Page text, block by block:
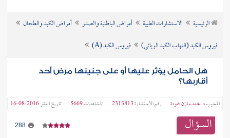
الرئيسية الاستشارات الطبية أمراض الباطنية والصدر
أمراض الكبد والطحال
فيروس الكبد (التهاب الكبد الوبائي)
فيروس الكبد (A)
هل الحامل يؤثر عليها أو على جنينها مرض أحد
أقاربها؟
المجيبد. محمد مازن حمودة رقم الاستشارة2313813 المشاهدات5669 تاريخ النشر2016-08-16
السؤال 288